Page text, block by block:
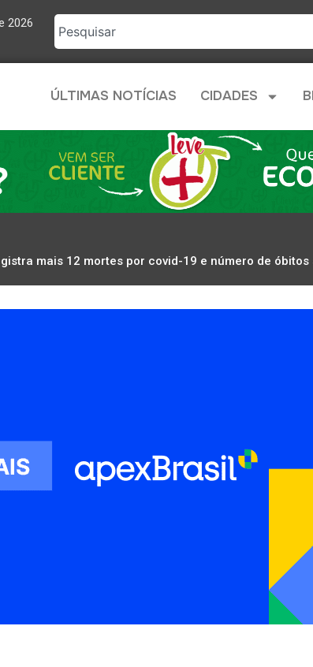
2026
ÚLTIMAS NOTÍCIAS CIDADES
mais 12 mortes por covid-19 e número de